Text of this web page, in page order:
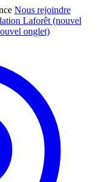
Nous rejoindre
Laforêt (nouvel
onglet)